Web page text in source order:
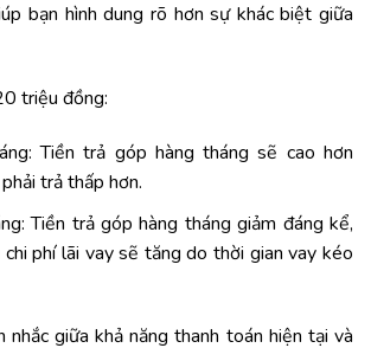
bạn hình dung rõ hơn sự khác biệt giữa
triệu đồng:
Tiền trả góp hàng tháng sẽ cao hơn
trả thấp hơn.
Tiền trả góp hàng tháng giảm đáng kể,
phí lãi vay sẽ tăng do thời gian vay kéo
nhắc giữa khả năng thanh toán hiện tại và